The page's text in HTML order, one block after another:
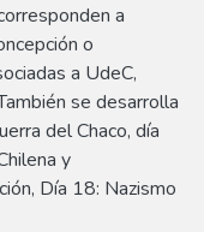
a
o
a UdeC,
se desarrolla
del Chaco, día
y
Día 18: Nazismo